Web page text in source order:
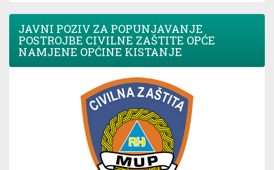
JAVNI POZIV ZA POPUNJAVANJE
POSTROJBE CIVILNE ZAŠTITE OPĆE
NAMJENE OPĆINE KISTANJE